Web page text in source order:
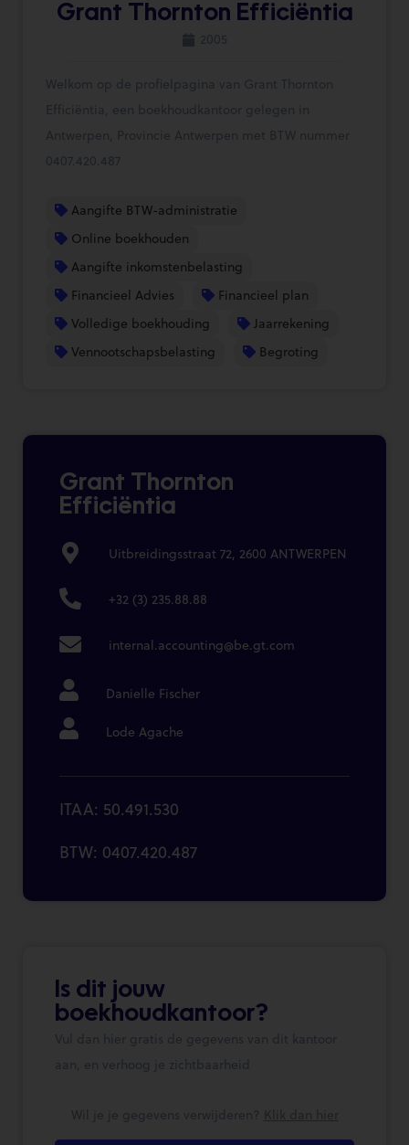
Grant Thornton Efficiëntia
2005
Welkom op de profielpagina van Grant Thornton
Efficiëntia, een boekhoudkantoor gelegen in
Antwerpen, Provincie Antwerpen met BTW nummer
0407.420.487
Aangifte BTW-administratie
Online boekhouden
Aangifte inkomstenbelasting
Financieel Advies
Financieel plan
Volledige boekhouding
Jaarrekening
Vennootschapsbelasting
Begroting
Grant Thornton
Efficiëntia
Uitbreidingsstraat 72, 2600 ANTWERPEN
+32 (3) 235.88.88
internal.accounting@be.gt.com
Danielle Fischer
Lode Agache
ITAA: 50.491.530
BTW: 0407.420.487
Is dit jouw
boekhoudkantoor?
Vul dan hier gratis de gegevens van dit kantoor
aan, en verhoog je zichtbaarheid
Wil je je gegevens verwijderen? Klik dan hier